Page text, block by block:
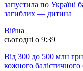
запустила по Україні
загиблих — дитина
Війна
сьогодні о 9:39
Від 300 до 500 млн
кожного балістичного